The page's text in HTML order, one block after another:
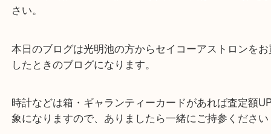
—お知らせ—
最後に当店では現在、正社員を募集しておりますの
ある方はお気軽にお問合せください！